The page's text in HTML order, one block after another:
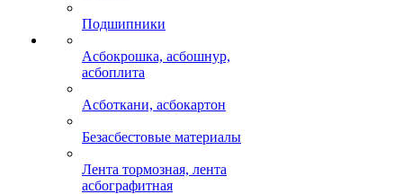
Подшипники
Асбокрошка, асбошнур,
асбоплита
Асботкани, асбокартон
Безасбестовые материалы
Лента тормозная, лента
асбографитная